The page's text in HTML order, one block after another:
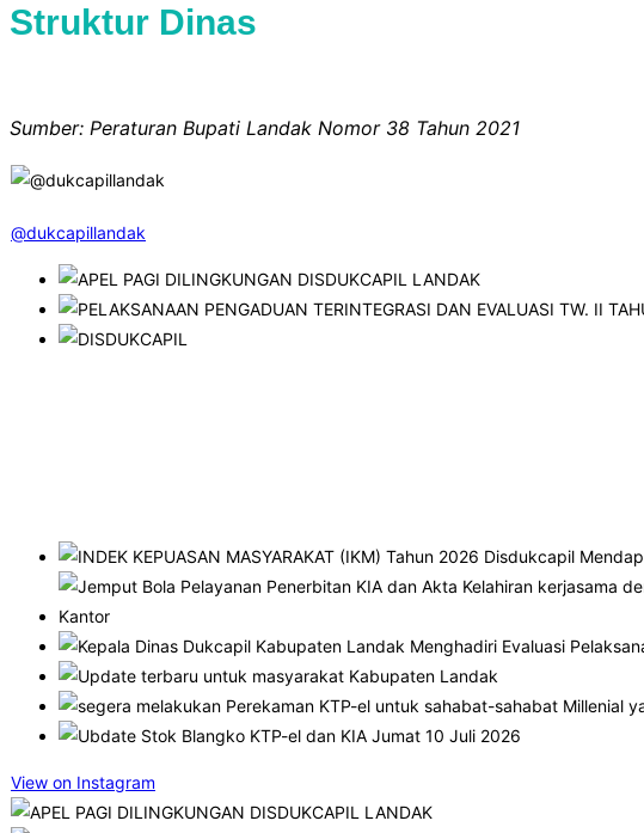
Struktur Dinas
Sumber: Peraturan Bupati Landak Nomor 38 Tahun 2021
@dukcapillandak
View on Instagram